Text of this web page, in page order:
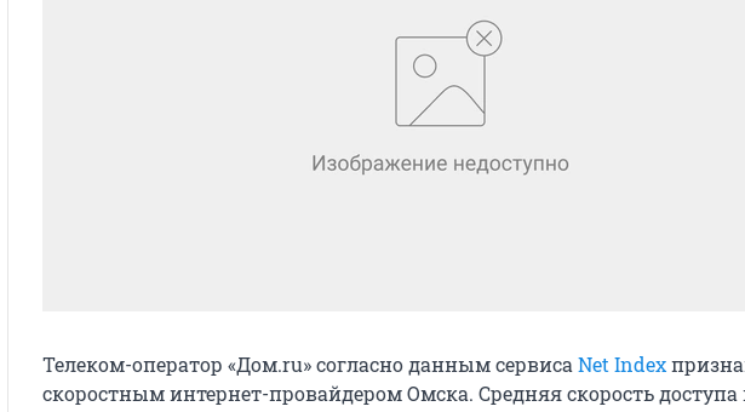
Телеком-оператор «Дом.ru» согласно данным сервиса Net Index
скоростным интернет-провайдером Омска. Средняя скорость доступа